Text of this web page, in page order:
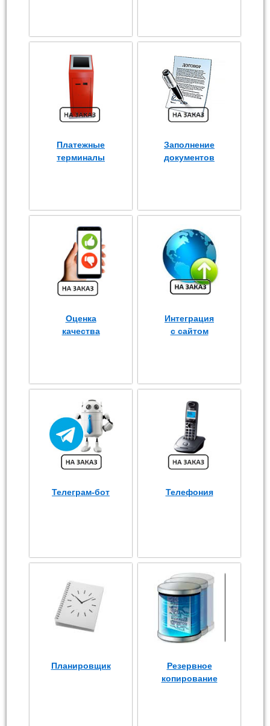
Платежные
терминалы
Заполнение
документов
Оценка
качества
Интеграция
с сайтом
Телеграм-бот Телефония
Планировщик
Резервное
копирование